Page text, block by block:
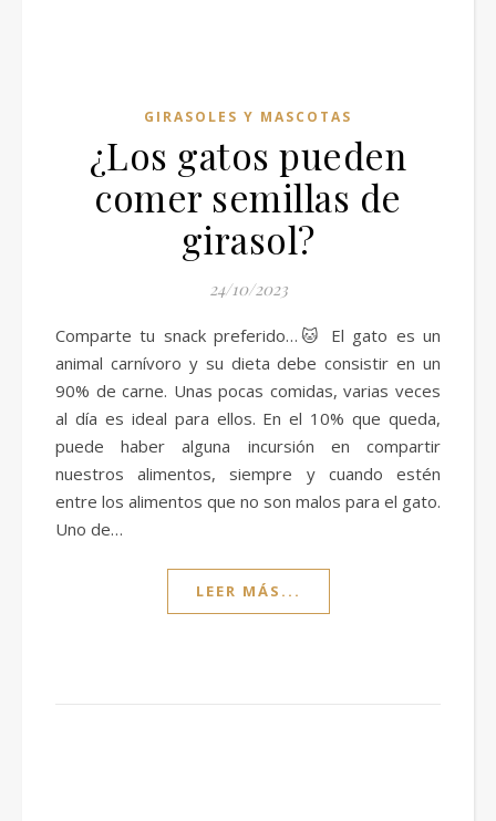
GIRASOLES Y MASCOTAS
¿Los gatos pueden
comer semillas de
girasol?
24/10/2023
Comparte tu snack preferido…🐱 El gato es un
animal carnívoro y su dieta debe consistir en un
90% de carne. Unas pocas comidas, varias veces
al día es ideal para ellos. En el 10% que queda,
puede haber alguna incursión en compartir
nuestros alimentos, siempre y cuando estén
entre los alimentos que no son malos para el gato.
Uno de…
LEER MÁS...